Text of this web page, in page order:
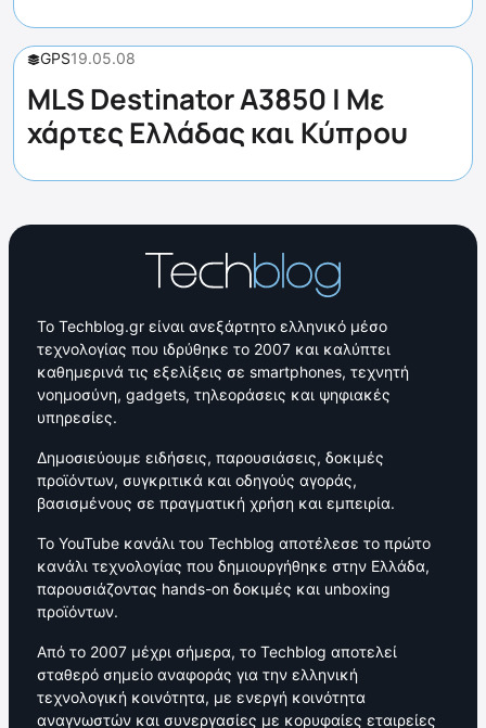
GPS19.05.08
MLS Destinator A3850 | Με
χάρτες Ελλάδας και Κύπρου
Το Techblog.gr είναι ανεξάρτητο ελληνικό μέσο
τεχνολογίας που ιδρύθηκε το 2007 και καλύπτει
καθημερινά τις εξελίξεις σε smartphones, τεχνητή
νοημοσύνη, gadgets, τηλεοράσεις και ψηφιακές
υπηρεσίες.
Δημοσιεύουμε ειδήσεις, παρουσιάσεις, δοκιμές
προϊόντων, συγκριτικά και οδηγούς αγοράς,
βασισμένους σε πραγματική χρήση και εμπειρία.
Το YouTube κανάλι του Techblog αποτέλεσε το πρώτο
κανάλι τεχνολογίας που δημιουργήθηκε στην Ελλάδα,
παρουσιάζοντας hands-on δοκιμές και unboxing
προϊόντων.
Από το 2007 μέχρι σήμερα, το Techblog αποτελεί
σταθερό σημείο αναφοράς για την ελληνική
τεχνολογική κοινότητα, με ενεργή κοινότητα
αναγνωστών και συνεργασίες με κορυφαίες εταιρείες